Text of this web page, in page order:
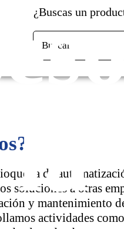
¿Buscas un
Buscar
de
soluciones a otras
y mantenimiento
actividades
la